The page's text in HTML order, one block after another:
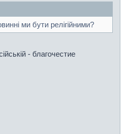
ми бути релігійними?
- благочестие